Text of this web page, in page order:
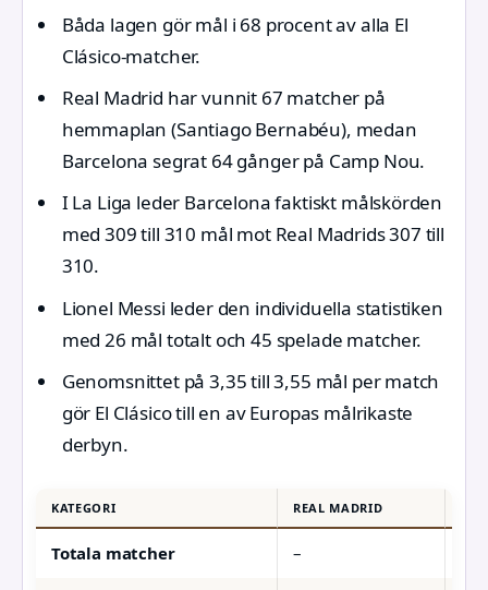
Båda lagen gör mål i 68 procent av alla El
Clásico-matcher.
Real Madrid har vunnit 67 matcher på
hemmaplan (Santiago Bernabéu), medan
Barcelona segrat 64 gånger på Camp Nou.
I La Liga leder Barcelona faktiskt målskörden
med 309 till 310 mål mot Real Madrids 307 till
310.
Lionel Messi leder den individuella statistiken
med 26 mål totalt och 45 spelade matcher.
Genomsnittet på 3,35 till 3,55 mål per match
gör El Clásico till en av Europas målrikaste
derbyn.
KATEGORI REAL MADRID
Totala matcher –